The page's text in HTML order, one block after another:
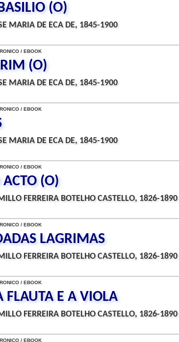
(O)
MARIA DE ECA DE, 1845-1900
/ EBOOK
(O)
MARIA DE ECA DE, 1845-1900
/ EBOOK
MARIA DE ECA DE, 1845-1900
/ EBOOK
(O)
FERREIRA BOTELHO CASTELLO, 1826-1890
/ EBOOK
LAGRIMAS
FERREIRA BOTELHO CASTELLO, 1826-1890
/ EBOOK
FLAUTA E A VIOLA
FERREIRA BOTELHO CASTELLO, 1826-1890
/ EBOOK